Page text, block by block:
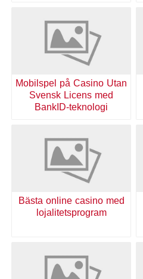
Mobilspel på Casino Utan
Svensk Licens med
BankID-teknologi
Bästa online casino med
lojalitetsprogram